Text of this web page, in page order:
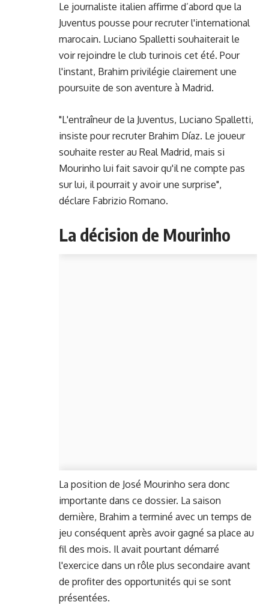
Le journaliste italien affirme d’abord que la
Juventus pousse pour recruter l'international
marocain. Luciano Spalletti souhaiterait le
voir rejoindre le club turinois cet été. Pour
l'instant, Brahim privilégie clairement une
poursuite de son aventure à Madrid.
"L'entraîneur de la Juventus, Luciano Spalletti,
insiste pour recruter Brahim Díaz. Le joueur
souhaite rester au Real Madrid, mais si
Mourinho lui fait savoir qu'il ne compte pas
sur lui, il pourrait y avoir une surprise",
déclare Fabrizio Romano.
La décision de Mourinho
La position de José Mourinho sera donc
importante dans ce dossier. La saison
dernière, Brahim a terminé avec un temps de
jeu conséquent après avoir gagné sa place au
fil des mois. Il avait pourtant démarré
l'exercice dans un rôle plus secondaire avant
de profiter des opportunités qui se sont
présentées.